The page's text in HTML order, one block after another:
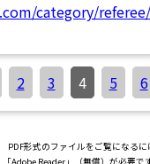
category/referee/
2 3 4 5 6
PDF形式のファイルをご覧になるに
「Adobe Reader」（無償）が必要です